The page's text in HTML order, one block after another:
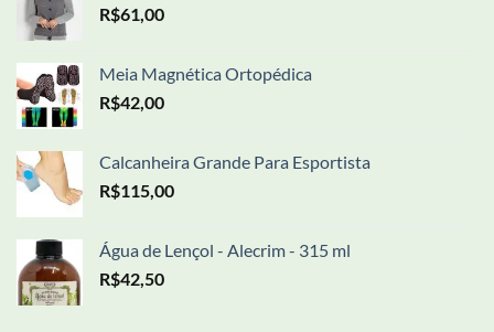
R$61,00
Meia Magnética Ortopédica
R$42,00
Calcanheira Grande Para Esportista
R$115,00
Água de Lençol - Alecrim - 315 ml
R$42,50